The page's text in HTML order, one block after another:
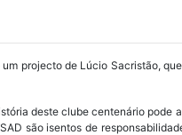
um projecto de Lúcio Sacristão,
deste clube centenário
são isentos de